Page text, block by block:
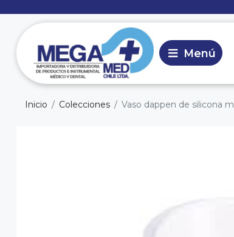
Inicio Colecciones Vaso dappen de silicona m